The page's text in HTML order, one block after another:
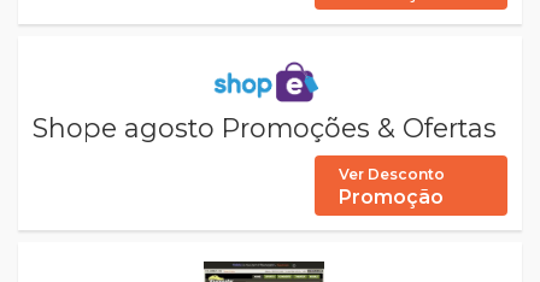
Shope agosto Promoções & Ofertas
Ver Desconto
Promoção